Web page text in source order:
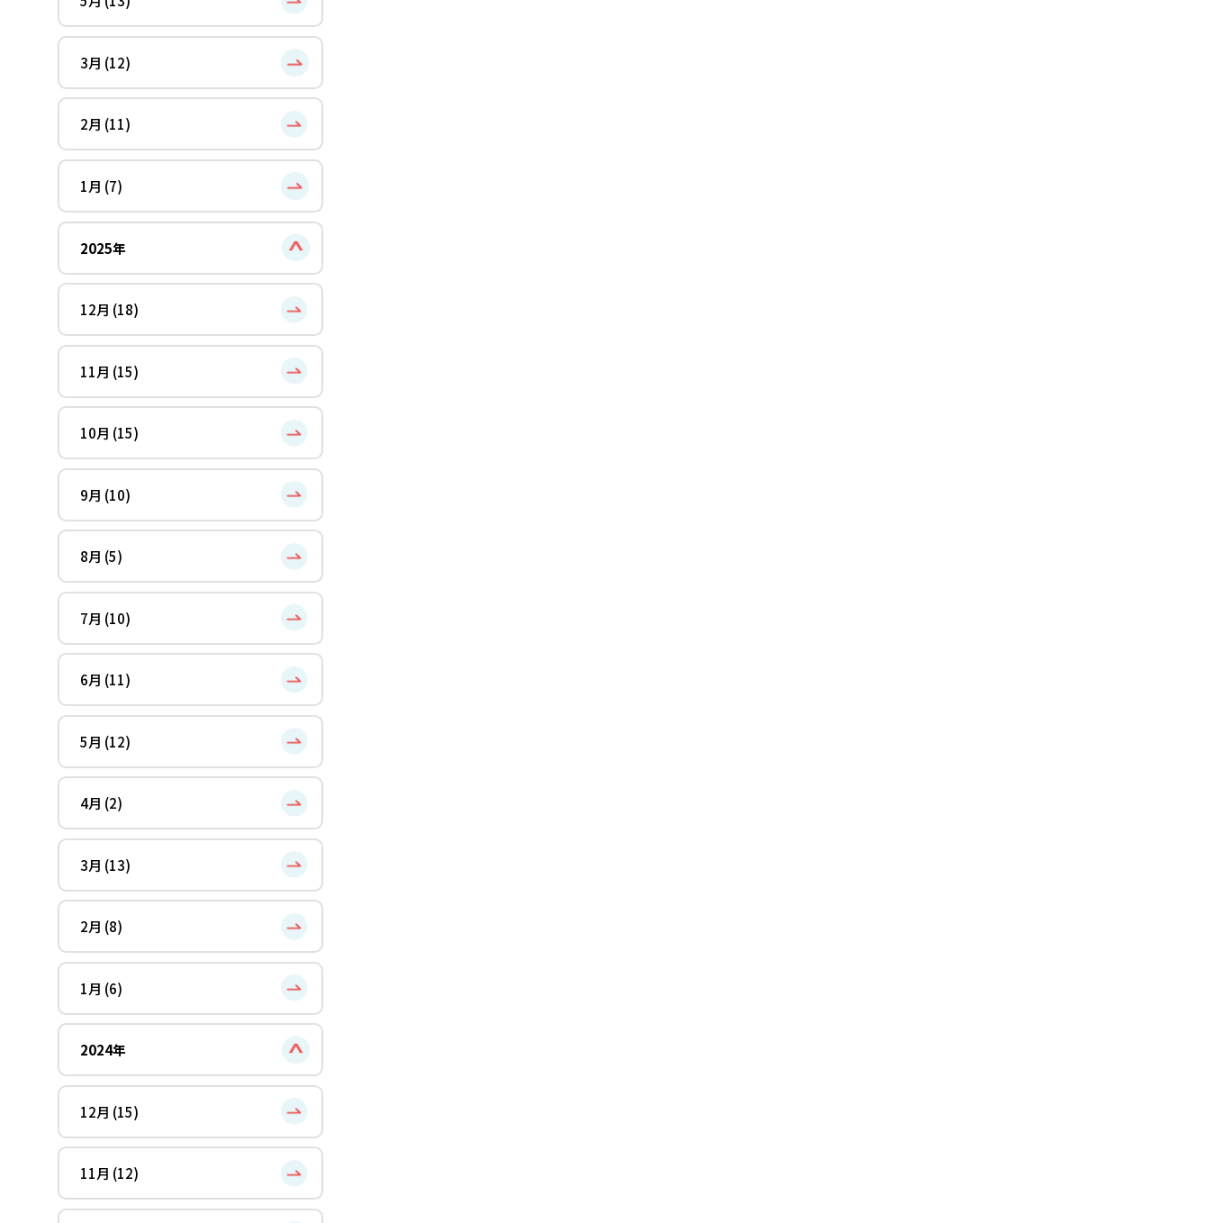
3月 (12)
2月 (11)
1月 (7)
2025年
12月 (18)
11月 (15)
10月 (15)
9月 (10)
8月 (5)
7月 (10)
6月 (11)
5月 (12)
4月 (2)
3月 (13)
2月 (8)
1月 (6)
2024年
12月 (15)
11月 (12)